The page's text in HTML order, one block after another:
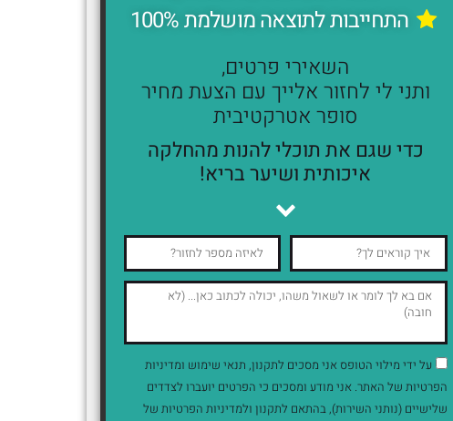
התחייבות לתוצאה מושלמת 100%
השאירי פרטים,
ותני לי לחזור אלייך עם הצעת מחיר
סופר אטרקטיבית
כדי שגם את תוכלי להנות מהחלקה
איכותית ושיער בריא!
על ידי מילוי הטופס אני מסכים לתקנון, תנאי שימוש ומדיניות
הפרטיות של האתר. אני מודע ומסכים כי הפרטים יועברו לצדדים
שלישיים (נותני השירות), בהתאם לתקנון ולמדיניות הפרטיות של